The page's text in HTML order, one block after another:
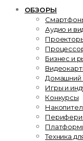
ОБЗОРЫ
Аудио и
Бизнес и
Домашний
Игры и
Конкурсы
Техника